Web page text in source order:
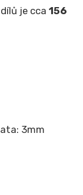
je cca 156
3mm